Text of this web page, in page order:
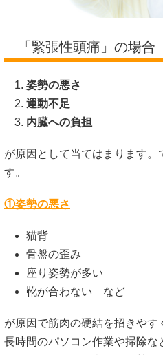
「緊張性頭痛」の場合
姿勢の悪さ
運動不足
内臓への負担
が原因として当てはまります。
す。
①姿勢の悪さ
猫背
骨盤の歪み
座り姿勢が多い
靴が合わない など
が原因で筋肉の硬結を招きやす
長時間のパソコン作業や掃除